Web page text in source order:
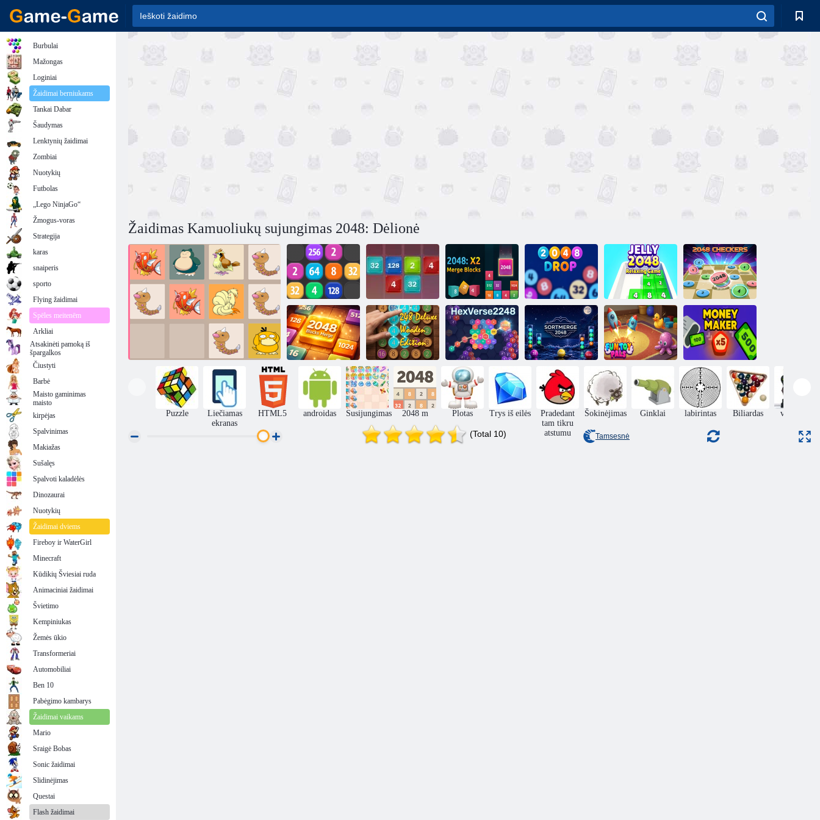
Žaidimas Kamuoliukų sujungimas 2048: Dėlionė
2048 Sujungti 2048 eilutės
2048: X2
suliejimo blokai
2048 lašas
Atpalaiduojantis
žaidimas Jelly
2048
2048 šaškės
2048 Sujungti
blokus
248 Deluxe
Wooden Edition
Šešioliktainė
2248 eilutė
SORTMERGE
2048
Smagūs
žaisliniai
bičiuliai
Pinigų
gamintojas
Puzzle
Liečiamas
ekranas
HTML5 androidas Susijungimas 2048 m Plotas Trys iš eilės
Pradedant
tam tikru
atstumu
Šokinėjimas Ginklai labirintas Biliardas veiksmas
(Total 10) Tamsesnė
Burbulai
Mažongas
Loginiai
Žaidimai berniukams
Tankai Dabar
Šaudymas
Lenktynių žaidimai
Zombiai
Nuotykių
Futbolas
„Lego NinjaGo“
Žmogus-voras
Strategija
karas
snaiperis
sporto
Flying žaidimai
Spēles meitenēm
Arkliai
Atsakinėti pamoką iš
špargalkos
Čiustyti
Barbė
Maisto gaminimas
maisto
kirpėjas
Spalvinimas
Makiažas
Sušalęs
Spalvoti kaladėlės
Dinozaurai
Nuotykių
Žaidimai dviems
Fireboy ir WaterGirl
Minecraft
Kūdikių Šviesiai ruda
Animaciniai žaidimai
Švietimo
Kempiniukas
Žemės ūkio
Transformeriai
Automobiliai
Ben 10
Pabėgimo kambarys
Žaidimai vaikams
Mario
Sraigė Bobas
Sonic žaidimai
Slidinėjimas
Questai
Flash žaidimai